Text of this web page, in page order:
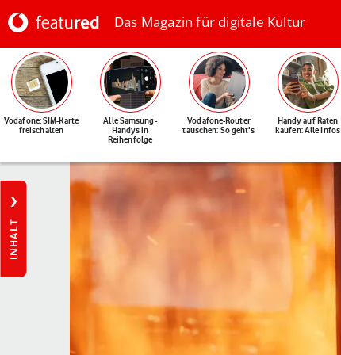
Das Magazin für digitale Kultur
Vodafone: SIM-Karte
freischalten
Alle Samsung-
Handys in
Reihenfolge
Vodafone-Router
tauschen: So geht's
Handy auf Raten
kaufen: Alle Infos
INHALT